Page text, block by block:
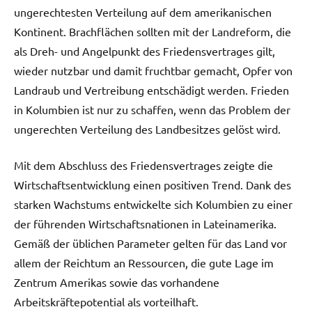
ungerechtesten Verteilung auf dem amerikanischen
Kontinent. Brachflächen sollten mit der Landreform, die
als Dreh- und Angelpunkt des Friedensvertrages gilt,
wieder nutzbar und damit fruchtbar gemacht, Opfer von
Landraub und Vertreibung entschädigt werden. Frieden
in Kolumbien ist nur zu schaffen, wenn das Problem der
ungerechten Verteilung des Landbesitzes gelöst wird.
Mit dem Abschluss des Friedensvertrages zeigte die
Wirtschaftsentwicklung einen positiven Trend. Dank des
starken Wachstums entwickelte sich Kolumbien zu einer
der führenden Wirtschaftsnationen in Lateinamerika.
Gemäß der üblichen Parameter gelten für das Land vor
allem der Reichtum an Ressourcen, die gute Lage im
Zentrum Amerikas sowie das vorhandene
Arbeitskräftepotential als vorteilhaft.